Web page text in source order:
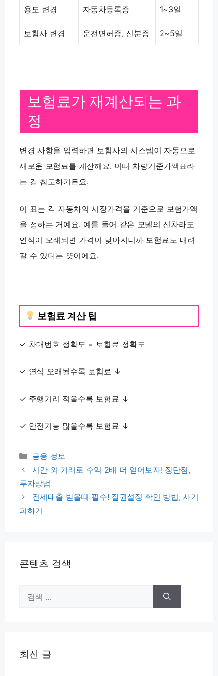
용도 변경 자동차등록증 1~3일
보험사 변경 운전면허증, 신분증 2~5일
보험료가 재계산되는 과
정
변경 사항을 입력하면 보험사의 시스템이 자동으로
새로운 보험료를 계산해요. 이때 차량기준가액표라
는 걸 참고하거든요.
이 표는 각 자동차의 시장가격을 기준으로 보험가액
을 정하는 거예요. 예를 들어 같은 모델의 신차라도
연식이 오래되면 가격이 낮아지니까 보험료도 내려
갈 수 있다는 뜻이에요.
보험료 계산 팁
✓ 차대번호 정확도 = 보험료 정확도
✓ 연식 오래될수록 보험료 ↓
✓ 주행거리 적을수록 보험료 ↓
✓ 안전기능 많을수록 보험료 ↓
카
테
고
리
금융 정보
시간 외 거래로 수익 2배 더 얻어보자! 장단점,
투자방법
전세대출 받을때 필수! 질권설정 확인 방법, 사기
피하기
콘텐츠 검색
최신 글